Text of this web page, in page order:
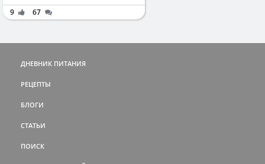
9 67
ДНЕВНИК ПИТАНИЯ
РЕЦЕПТЫ
БЛОГИ
СТАТЬИ
ПОИСК